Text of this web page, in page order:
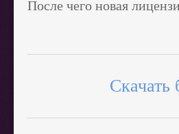
После чего новая
Скачать